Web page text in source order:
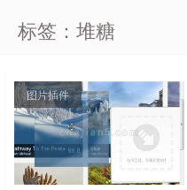
标签：堆糖
图片插件